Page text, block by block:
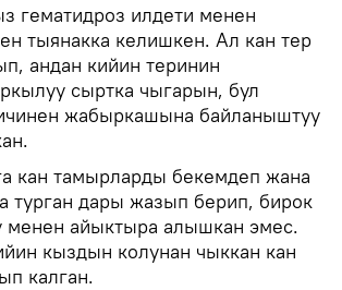
гематидроз илдети менен
тыянакка келишкен. Ал кан тер
андан кийин теринин
сыртка чыгарын, бул
жабыркашына байланыштуу
кан тамырларды бекемдеп жана
турган дары жазып берип, бирок
менен айыктыра алышкан эмес.
кыздын колунан чыккан кан
калган.